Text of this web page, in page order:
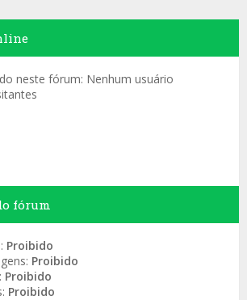
neste fórum: Nenhum usuário
fórum
Proibido
Proibido
Proibido
Proibido